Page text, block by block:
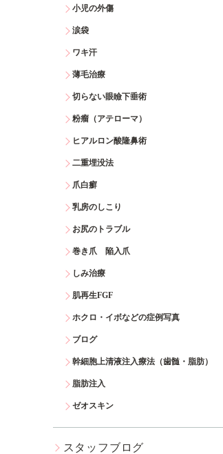
小児の外傷
涙袋
ワキ汗
薄毛治療
切らない眼瞼下垂術
粉瘤（アテローマ）
ヒアルロン酸隆鼻術
二重埋没法
爪白癬
乳房のしこり
お尻のトラブル
巻き爪 陥入爪
しみ治療
肌再生FGF
ホクロ・イボなどの症例写真
ブログ
幹細胞上清液注入療法（歯髄・脂肪）
脂肪注入
ゼオスキン
スタッフブログ